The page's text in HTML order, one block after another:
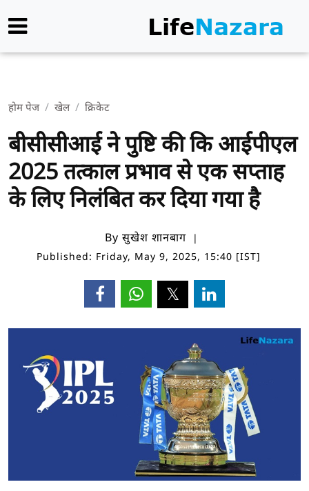
होम पेज खेल क्रिकेट
बीसीसीआई ने पुष्टि की कि आईपीएल
2025 तत्काल प्रभाव से एक सप्ताह
के लिए निलंबित कर दिया गया है
By सुखेश शानबाग
Published: Friday, May 9, 2025, 15:40 [IST]